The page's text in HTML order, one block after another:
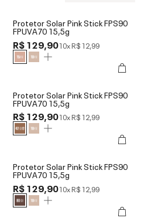
Protetor Solar Pink Stick FPS90
FPUVA70 15,5g
R$ 129,9010xR$ 12,99
Protetor Solar Pink Stick FPS90
FPUVA70 15,5g
R$ 129,9010xR$ 12,99
Protetor Solar Pink Stick FPS90
FPUVA70 15,5g
R$ 129,9010xR$ 12,99